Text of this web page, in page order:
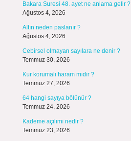
Bakara Suresi 48. ayet ne anlama gelir ?
Ağustos 4, 2026
Altın neden paslanır ?
Ağustos 4, 2026
Cebirsel olmayan sayılara ne denir ?
Temmuz 30, 2026
Kur korumalı haram mıdır ?
Temmuz 27, 2026
64 hangi sayıya bölünür ?
Temmuz 24, 2026
Kademe açılımı nedir ?
Temmuz 23, 2026